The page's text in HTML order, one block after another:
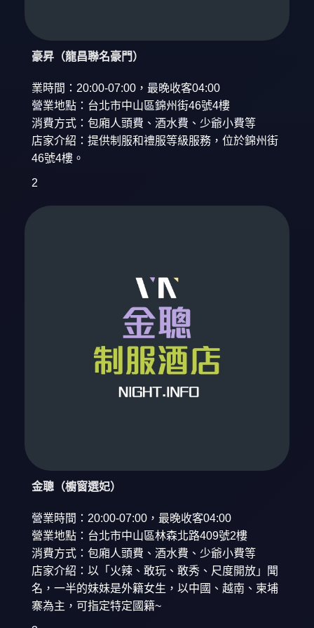
豪昇（龍昌聯名豪門）
業時間：20:00-07:00，最晚收客04:00
營業地點：台北市中山區錦州街46號4樓
消費方式：包廂人頭費、酒水費、少爺小費等
店家介紹：提供制服和禮服等級服務，位於錦州街
46號4樓。
2
金聰（櫥窗選妃）
營業時間：20:00-07:00，最晚收客04:00
營業地點：台北市中山區林森北路409號2樓
消費方式：包廂人頭費、酒水費、少爺小費等
店家介紹：以「火辣、敢玩、敢秀、尺度開放」聞
名，一半的妹妹是外籍女生，以中國、越南、柬埔
寨為主，可指定特定國籍~